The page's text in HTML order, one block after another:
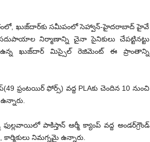
ఖుజ్‌దార్‌కు సమీపంలో సెహ్వాన్-హైదరాబాద్ హైవే
నిర్మాణాన్ని చైనా సైనికులు చేపట్టినట్టు
ఖుజ్‌దార్ మిస్సైల్ రెజిమెంట్ ఈ ప్రాంతాన్ని
ఫ్రంటయిర్ ఫోర్స్) వద్ద PLAకు చెందిన 10 నుంచి
పాకిస్తాన్ ఆర్మీ క్యాంప్ వద్ద అండర్‌గ్రౌండ్
కార్మికులు నిమగ్నమై ఉన్నారు.